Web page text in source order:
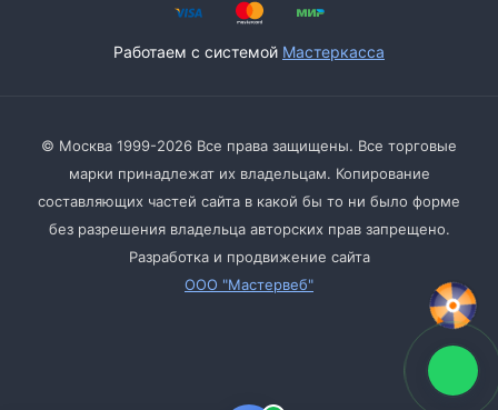
Работаем с системой Мастеркасса
© Москва 1999-2026 Все права защищены. Все торговые
марки принадлежат их владельцам. Копирование
составляющих частей сайта в какой бы то ни было форме
без разрешения владельца авторских прав запрещено.
Разработка и продвижение сайта
ООО "Мастервеб"